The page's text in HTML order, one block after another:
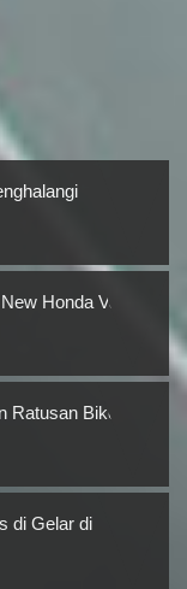
Honda Vario
Ratusan Bikers
di Gelar di